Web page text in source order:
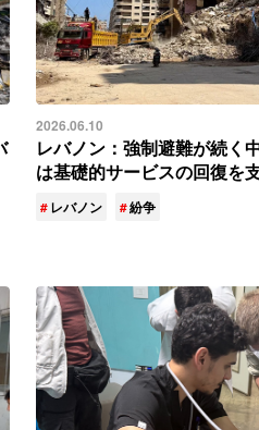
2026.06.10
レバノン：強制避難が続く
は基礎的サービスの回復を
レバノン 紛争